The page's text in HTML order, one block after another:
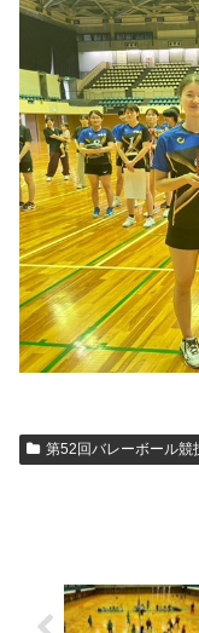
第52回バレーボール競